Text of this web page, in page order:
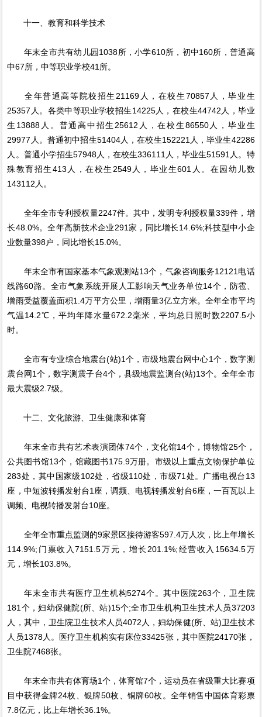
十一、教育和科学技术
年末全市共有幼儿园1038所，小学610所，初中160所，普通高
中67所，中等职业学校41所。
全年普通高等院校招生21169人，在校生70857人，毕业生
25357人。各类中等职业学校招生14225人，在校生44742人，毕业
生13888人。普通高中招生25612人，在校生86550人，毕业生
29977人。普通初中招生51404人，在校生152221人，毕业生42286
人。普通小学招生57948人，在校生336111人，毕业生51591人。特
殊教育招生413人，在校生2549人，毕业生601人。在园幼儿数
143112人。
全年全市专利授权量2247件。其中，发明专利授权量339件，增
长48.0%。全年高新技术企业291家，同比增长14.6%;科技型中小企
业数量398户，同比增长15.0%。
年末全市有国家基本气象观测站13个，气象咨询服务12121电话
线路60路。全市气象系统开展人工影响天气业务单位14个，防雹、
增雨受益覆盖面积1.4万平方公里，增雨量3亿立方米。全年全市平均
气温14.2℃，平均年降水量672.2毫米，平均总日照时数2207.5小
时。
全市有专业综合地震台(站)1个，市级地震台网中心1个，数字测
震台网1个，数字测震子台4个，县级地震监测台(站)13个。全年全市
最大震级2.7级。
十二、文化旅游、卫生健康和体育
年末全市共有艺术表演团体74个，文化馆14个，博物馆25个，
公共图书馆13个，馆藏图书175.9万册。市级以上重点文物保护单位
283处，其中国家级102处，省级110处，市级71处。广播电视台13
座，中短波转播发射台1座，调频、电视转播发射台6座，一百瓦以上
调频、电视转播发射台10座。
全年全市重点监测的9家景区接待游客597.4万人次，比上年增长
114.9%;门票收入7151.5万元，增长201.1%;经营收入15634.5万
元，增长103.8%。
年末全市共有医疗卫生机构5274个。其中医院263个，卫生院
181个，妇幼保健院(所、站)15个;全市卫生机构卫生技术人员37203
人，其中，卫生院卫生技术人员4072人，妇幼保健(所、站)卫生技术
人员1378人。医疗卫生机构实有床位33425张，其中医院24170张，
卫生院7468张。
年末全市共有体育场1个，体育馆7个，运动员在省级重大比赛项
目中获得金牌24枚、银牌50枚、铜牌60枚。全年销售中国体育彩票
7.8亿元，比上年增长36.1%。